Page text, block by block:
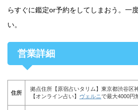
らすぐに鑑定or予約をしてしまおう。一
い。
営業詳細
住所
拠点住所【原宿占いタリム】東京都渋谷区
【オンライン占い】 ヴェルニで最大4000円